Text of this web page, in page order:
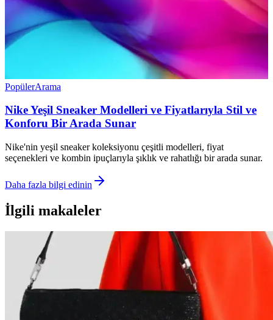
PopülerArama
Nike Yeşil Sneaker Modelleri ve Fiyatlarıyla Stil ve
Konforu Bir Arada Sunar
Nike'nin yeşil sneaker koleksiyonu çeşitli modelleri, fiyat
seçenekleri ve kombin ipuçlarıyla şıklık ve rahatlığı bir arada sunar.
Daha fazla bilgi edinin
İlgili makaleler